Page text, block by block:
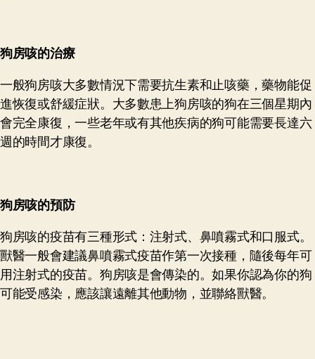
狗房咳的治療
一般狗房咳大多數情況下需要抗生素和止咳藥，藥物能促
進恢復或舒緩症狀。大多數患上狗房咳的狗在三個星期內
會完全康復，一些老年或有其他疾病的狗可能需要長達六
週的時間才康復。
狗房咳的預防
狗房咳的疫苗有三種形式：注射式、鼻噴霧式和口服式。
獸醫一般會建議鼻噴霧式疫苗作第一次接種，隨後每年可
用注射式的疫苗。狗房咳是會傳染的。如果你認為你的狗
可能受感染，應該讓遠離其他動物，並聯絡獸醫。